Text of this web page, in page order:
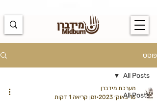
פוסט
All Posts
All Posts
מערכת מידברן
16 באוק׳ 2023
זמן קריאה 1 דקות